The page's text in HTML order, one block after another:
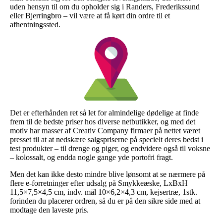
uden hensyn til om du opholder sig i Randers, Frederikssund
eller Bjerringbro – vil være at få kørt din ordre til et
afhentningssted.
Det er efterhånden ret så let for almindelige dødelige at finde
frem til de bedste priser hos diverse netbutikker, og med det
motiv har masser af Creativ Company firmaer på nettet været
presset til at at nedskære salgspriserne på specielt deres bedst i
test produkter – til drenge og piger, og endvidere også til voksne
– kolossalt, og endda nogle gange yde portofri fragt.
Men det kan ikke desto mindre blive lønsomt at se nærmere på
flere e-forretninger efter udsalg på Smykkeæske, LxBxH
11,5×7,5×4,5 cm, indv. mål 10×6,2×4,3 cm, kejsertræ, 1stk.
forinden du placerer ordren, så du er på den sikre side med at
modtage den laveste pris.